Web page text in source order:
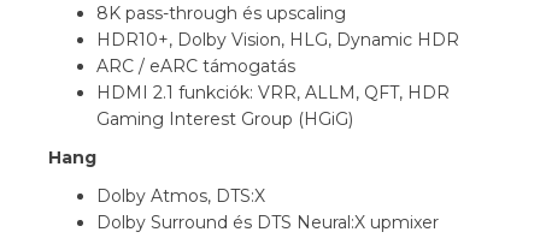
8K pass-through és upscaling
HDR10+, Dolby Vision, HLG, Dynamic HDR
ARC / eARC támogatás
HDMI 2.1 funkciók: VRR, ALLM, QFT, HDR
Gaming Interest Group (HGiG)
Hang
Dolby Atmos, DTS:X
Dolby Surround és DTS Neural:X upmixer